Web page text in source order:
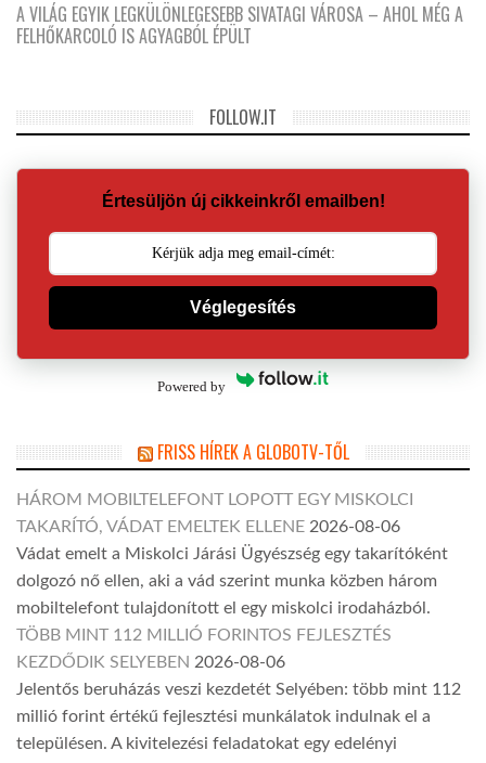
A VILÁG EGYIK LEGKÜLÖNLEGESEBB SIVATAGI VÁROSA – AHOL MÉG A
FELHŐKARCOLÓ IS AGYAGBÓL ÉPÜLT
FOLLOW.IT
Értesüljön új cikkeinkről emailben!
Véglegesítés
Powered by
FRISS HÍREK A GLOBOTV-TŐL
HÁROM MOBILTELEFONT LOPOTT EGY MISKOLCI
TAKARÍTÓ, VÁDAT EMELTEK ELLENE 2026-08-06
Vádat emelt a Miskolci Járási Ügyészség egy takarítóként
dolgozó nő ellen, aki a vád szerint munka közben három
mobiltelefont tulajdonított el egy miskolci irodaházból.
TÖBB MINT 112 MILLIÓ FORINTOS FEJLESZTÉS
KEZDŐDIK SELYEBEN 2026-08-06
Jelentős beruházás veszi kezdetét Selyében: több mint 112
millió forint értékű fejlesztési munkálatok indulnak el a
településen. A kivitelezési feladatokat egy edelényi